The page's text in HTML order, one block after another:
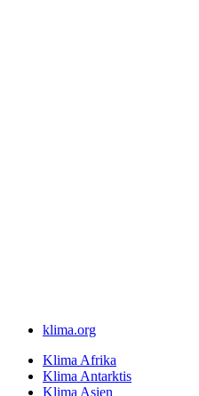
klima.org
Klima Afrika
Klima Antarktis
Klima Asien